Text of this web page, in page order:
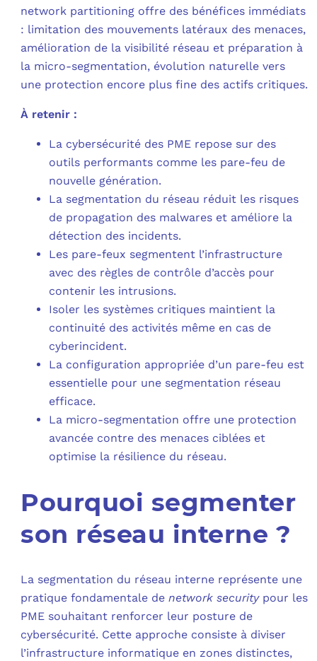
network partitioning offre des bénéfices immédiats
: limitation des mouvements latéraux des menaces,
amélioration de la visibilité réseau et préparation à
la micro-segmentation, évolution naturelle vers
une protection encore plus fine des actifs critiques.
À retenir :
La cybersécurité des PME repose sur des
outils performants comme les pare-feu de
nouvelle génération.
La segmentation du réseau réduit les risques
de propagation des malwares et améliore la
détection des incidents.
Les pare-feux segmentent l’infrastructure
avec des règles de contrôle d’accès pour
contenir les intrusions.
Isoler les systèmes critiques maintient la
continuité des activités même en cas de
cyberincident.
La configuration appropriée d’un pare-feu est
essentielle pour une segmentation réseau
efficace.
La micro-segmentation offre une protection
avancée contre des menaces ciblées et
optimise la résilience du réseau.
Pourquoi segmenter
son réseau interne ?
La segmentation du réseau interne représente une
pratique fondamentale denetwork securitypour les
PME souhaitant renforcer leur posture de
cybersécurité. Cette approche consiste à diviser
l’infrastructure informatique en zones distinctes,